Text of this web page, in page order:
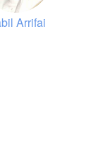
Arrifai